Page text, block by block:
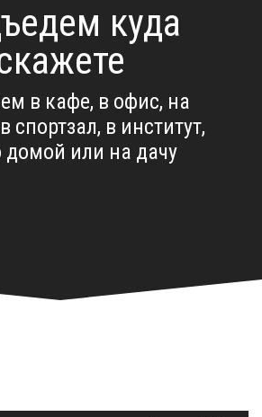
куда
в кафе, в офис, на
спортзал, в институт,
домой или на дачу